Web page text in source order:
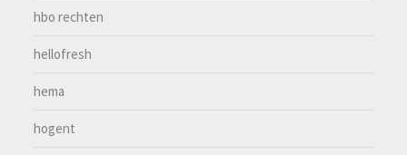
hbo rechten
hellofresh
hema
hogent